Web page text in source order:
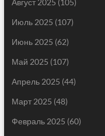
Август 2025 (105)
Июль 2025 (107)
Июнь 2025 (62)
Май 2025 (107)
Апрель 2025 (44)
Март 2025 (48)
Февраль 2025 (60)